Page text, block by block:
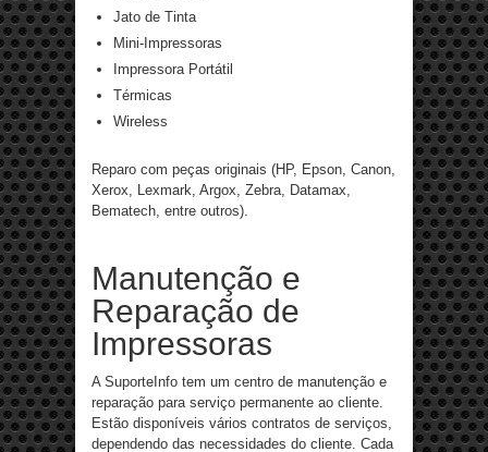
Jato de Tinta
Mini-Impressoras
Impressora Portátil
Térmicas
Wireless
Reparo com peças originais (HP, Epson, Canon,
Xerox, Lexmark, Argox, Zebra, Datamax,
Bematech, entre outros).
Manutenção e
Reparação de
Impressoras
A SuporteInfo tem um centro de manutenção e
reparação para serviço permanente ao cliente.
Estão disponíveis vários contratos de serviços,
dependendo das necessidades do cliente. Cada